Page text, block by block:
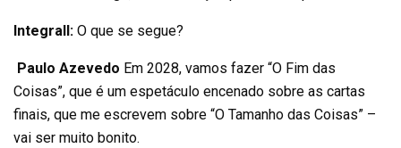
Integrall: O que se segue?
Paulo Azevedo Em 2028, vamos fazer “O Fim das
Coisas”, que é um espetáculo encenado sobre as cartas
finais, que me escrevem sobre “O Tamanho das Coisas” –
vai ser muito bonito.